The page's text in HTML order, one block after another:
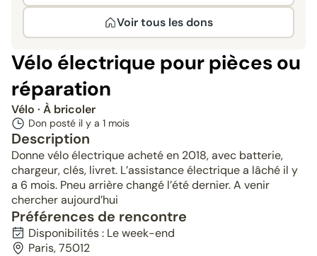
Voir tous les dons
Vélo électrique pour pièces ou
réparation
Vélo · À bricoler
Don posté il y a 1 mois
Description
Donne vélo électrique acheté en 2018, avec batterie,
chargeur, clés, livret. L’assistance électrique a lâché il y
a 6 mois. Pneu arrière changé l’été dernier. A venir
chercher aujourd’hui
Préférences de rencontre
Disponibilités : Le week-end
Paris, 75012